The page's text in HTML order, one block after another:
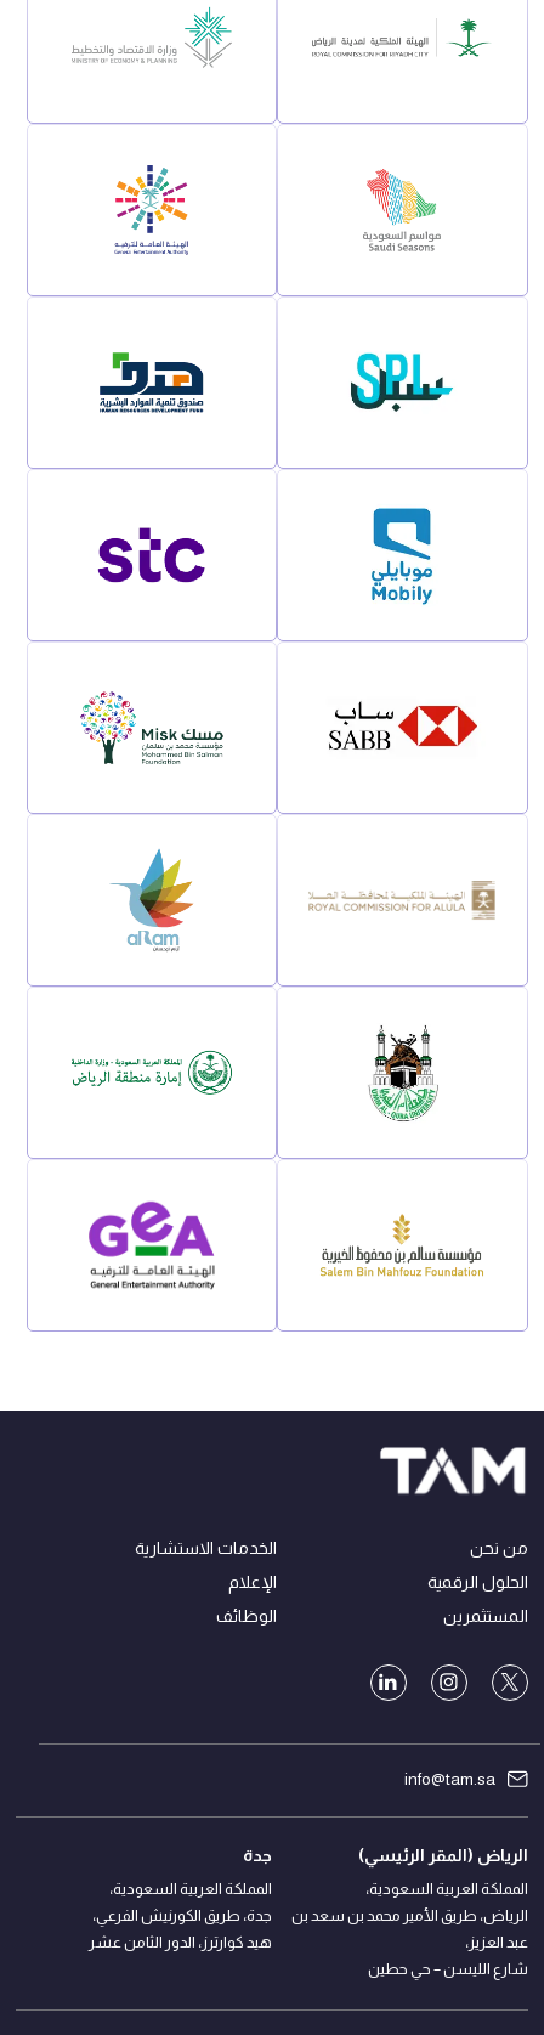
من نحن
الخدمات الاستشارية
الحلول الرقمية
الإعلام
المستثمرين
الوظائف
info@tam.sa
الرياض (المقر الرئيسي)
المملكة العربية السعودية،
الرياض، طريق الأمير محمد بن سعد بن
عبد العزيز،
شارع الليسن – حي حطين
جدة
المملكة العربية السعودية،
جدة، طريق الكورنيش الفرعي،
هيد كوارترز، الدور الثامن عشر